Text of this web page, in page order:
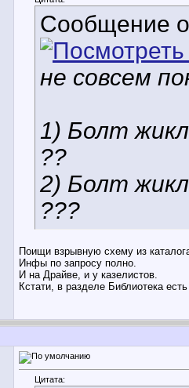
Сообщение
не совсем
1) Болт
??
2) Болт
???
Поищи взрывную схему из
Инфы по запросу полно.
И на Драйве, и у казелистов.
Кстати, в разделе Библиотека
Цитата: